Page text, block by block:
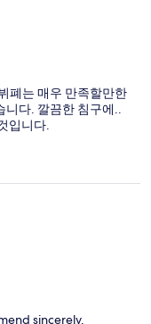
폐는 매우 만족할만한
니다. 깔끔한 침구에..
입니다.
sincerely.